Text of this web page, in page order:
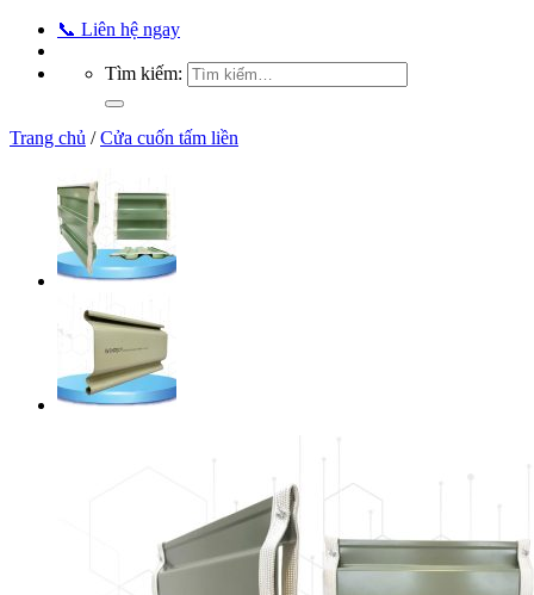
📞 Liên hệ ngay
Tìm kiếm:
Trang chủ / Cửa cuốn tấm liền